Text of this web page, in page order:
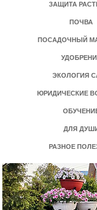
ЗАЩИТА
ПОЧВА
ПОСАДОЧНЫЙ
ЭКОЛОГИЯ
ЮРИДИЧЕСКИЕ
ДЛЯ
РАЗНОЕ